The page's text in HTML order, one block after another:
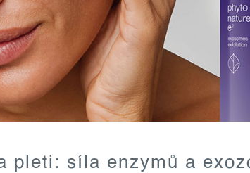
pleti: síla enzymů a